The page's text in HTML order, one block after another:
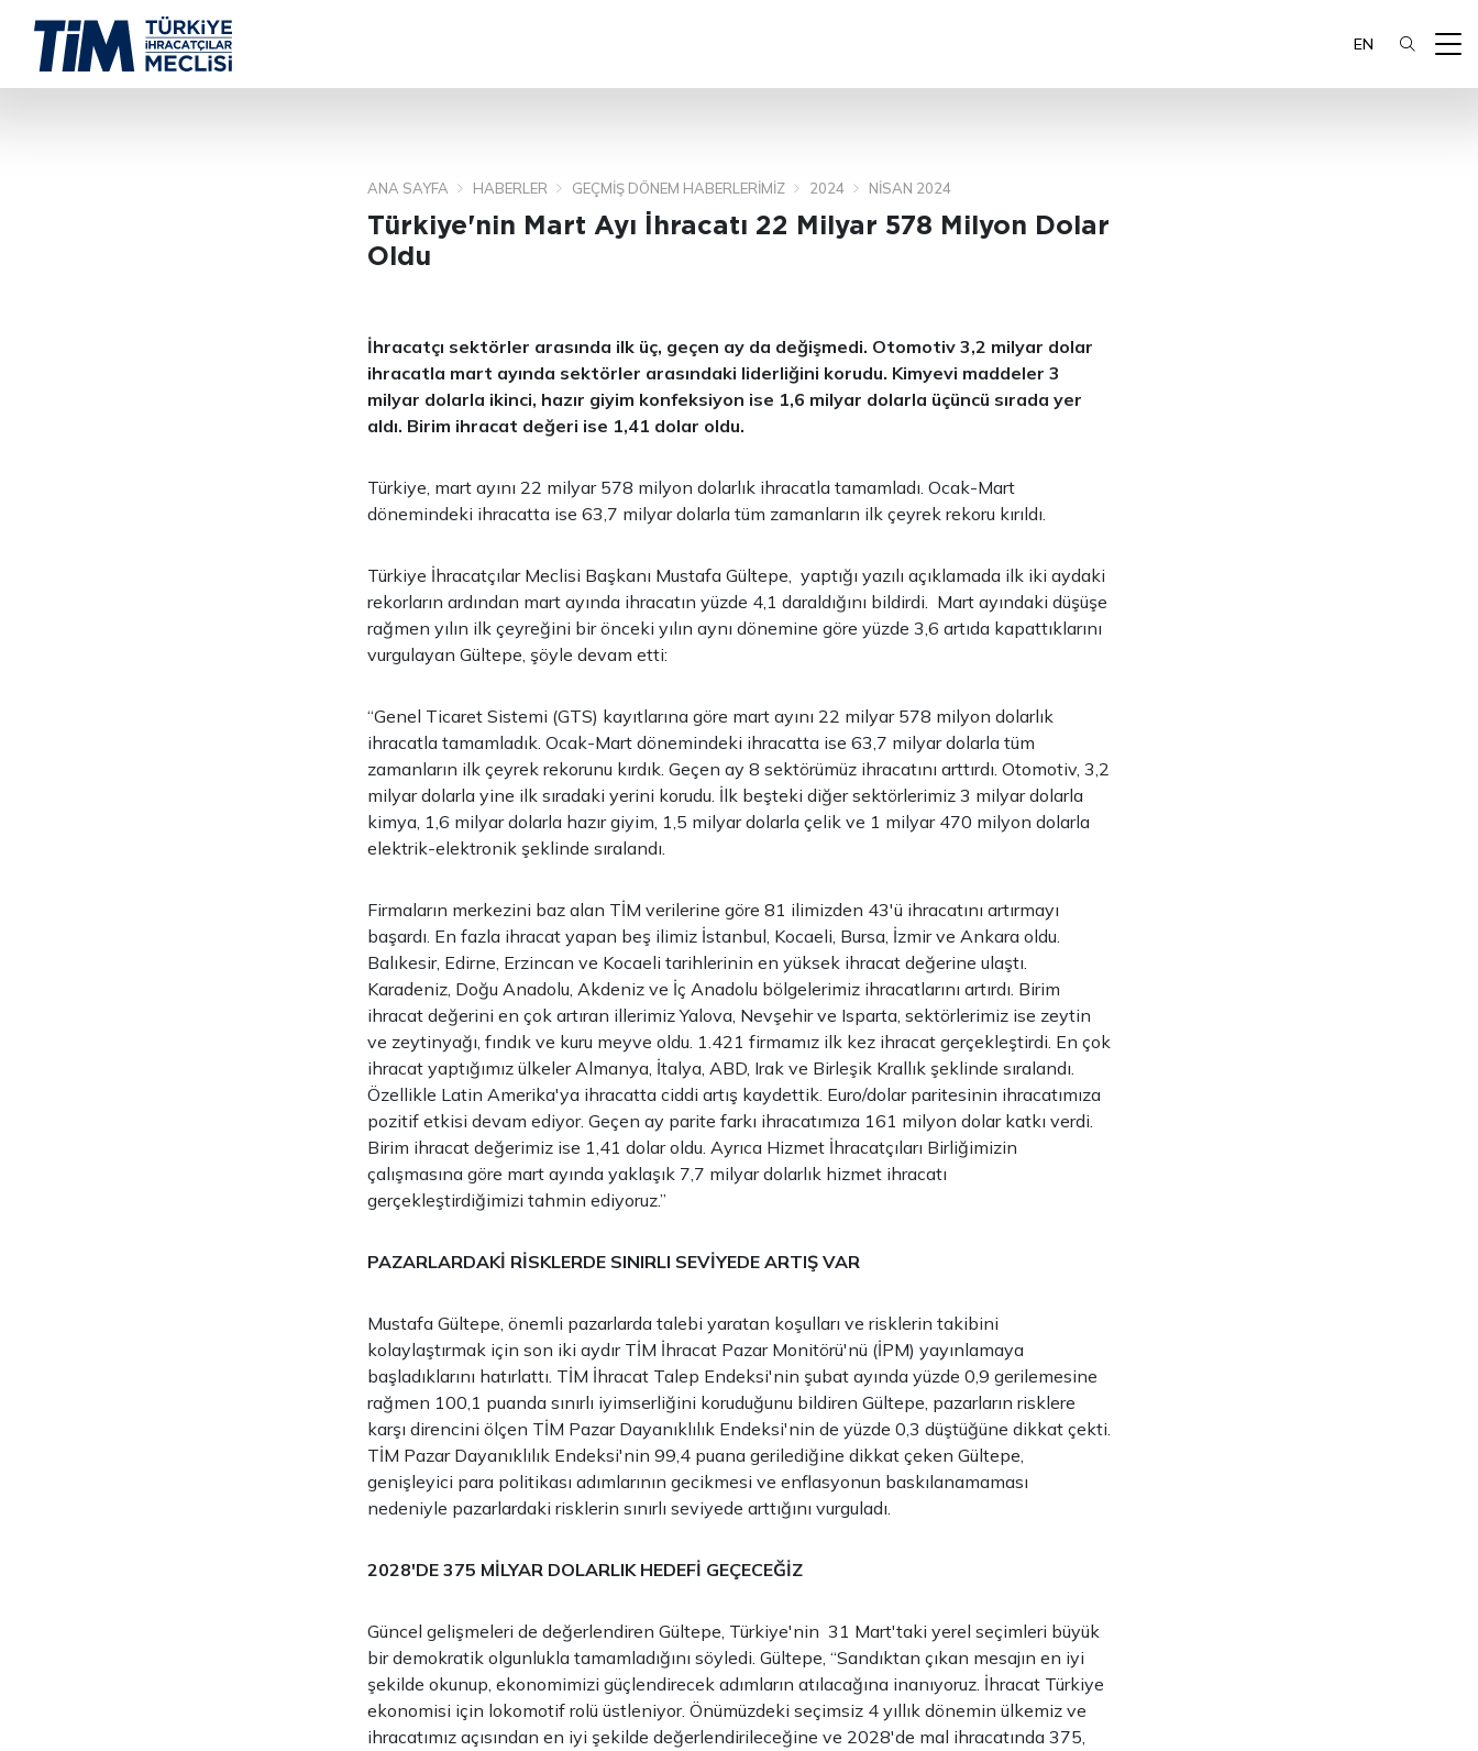
EN
ANA SAYFA HABERLER GEÇMIŞ DÖNEM HABERLERIMIZ 2024 NISAN 2024
Türkiye'nin Mart Ayı İhracatı 22 Milyar 578 Milyon Dolar
Oldu
İhracatçı sektörler arasında ilk üç, geçen ay da değişmedi. Otomotiv 3,2 milyar dolar
ihracatla mart ayında sektörler arasındaki liderliğini korudu. Kimyevi maddeler 3
milyar dolarla ikinci, hazır giyim konfeksiyon ise 1,6 milyar dolarla üçüncü sırada yer
aldı. Birim ihracat değeri ise 1,41 dolar oldu.
Türkiye, mart ayını 22 milyar 578 milyon dolarlık ihracatla tamamladı. Ocak-Mart
dönemindeki ihracatta ise 63,7 milyar dolarla tüm zamanların ilk çeyrek rekoru kırıldı.
Türkiye İhracatçılar Meclisi Başkanı Mustafa Gültepe, yaptığı yazılı açıklamada ilk iki aydaki
rekorların ardından mart ayında ihracatın yüzde 4,1 daraldığını bildirdi. Mart ayındaki düşüşe
rağmen yılın ilk çeyreğini bir önceki yılın aynı dönemine göre yüzde 3,6 artıda kapattıklarını
vurgulayan Gültepe, şöyle devam etti:
“Genel Ticaret Sistemi (GTS) kayıtlarına göre mart ayını 22 milyar 578 milyon dolarlık
ihracatla tamamladık. Ocak-Mart dönemindeki ihracatta ise 63,7 milyar dolarla tüm
zamanların ilk çeyrek rekorunu kırdık. Geçen ay 8 sektörümüz ihracatını arttırdı. Otomotiv, 3,2
milyar dolarla yine ilk sıradaki yerini korudu. İlk beşteki diğer sektörlerimiz 3 milyar dolarla
kimya, 1,6 milyar dolarla hazır giyim, 1,5 milyar dolarla çelik ve 1 milyar 470 milyon dolarla
elektrik-elektronik şeklinde sıralandı.
Firmaların merkezini baz alan TİM verilerine göre 81 ilimizden 43'ü ihracatını artırmayı
başardı. En fazla ihracat yapan beş ilimiz İstanbul, Kocaeli, Bursa, İzmir ve Ankara oldu.
Balıkesir, Edirne, Erzincan ve Kocaeli tarihlerinin en yüksek ihracat değerine ulaştı.
Karadeniz, Doğu Anadolu, Akdeniz ve İç Anadolu bölgelerimiz ihracatlarını artırdı. Birim
ihracat değerini en çok artıran illerimiz Yalova, Nevşehir ve Isparta, sektörlerimiz ise zeytin
ve zeytinyağı, fındık ve kuru meyve oldu. 1.421 firmamız ilk kez ihracat gerçekleştirdi. En çok
ihracat yaptığımız ülkeler Almanya, İtalya, ABD, Irak ve Birleşik Krallık şeklinde sıralandı.
Özellikle Latin Amerika'ya ihracatta ciddi artış kaydettik. Euro/dolar paritesinin ihracatımıza
pozitif etkisi devam ediyor. Geçen ay parite farkı ihracatımıza 161 milyon dolar katkı verdi.
Birim ihracat değerimiz ise 1,41 dolar oldu. Ayrıca Hizmet İhracatçıları Birliğimizin
çalışmasına göre mart ayında yaklaşık 7,7 milyar dolarlık hizmet ihracatı
gerçekleştirdiğimizi tahmin ediyoruz.”
PAZARLARDAKİ RİSKLERDE SINIRLI SEVİYEDE ARTIŞ VAR
Mustafa Gültepe, önemli pazarlarda talebi yaratan koşulları ve risklerin takibini
kolaylaştırmak için son iki aydır TİM İhracat Pazar Monitörü'nü (İPM) yayınlamaya
başladıklarını hatırlattı. TİM İhracat Talep Endeksi'nin şubat ayında yüzde 0,9 gerilemesine
rağmen 100,1 puanda sınırlı iyimserliğini koruduğunu bildiren Gültepe, pazarların risklere
karşı direncini ölçen TİM Pazar Dayanıklılık Endeksi'nin de yüzde 0,3 düştüğüne dikkat çekti.
TİM Pazar Dayanıklılık Endeksi'nin 99,4 puana gerilediğine dikkat çeken Gültepe,
genişleyici para politikası adımlarının gecikmesi ve enflasyonun baskılanamaması
nedeniyle pazarlardaki risklerin sınırlı seviyede arttığını vurguladı.
2028'DE 375 MİLYAR DOLARLIK HEDEFİ GEÇECEĞİZ
Güncel gelişmeleri de değerlendiren Gültepe, Türkiye'nin 31 Mart'taki yerel seçimleri büyük
bir demokratik olgunlukla tamamladığını söyledi. Gültepe, “Sandıktan çıkan mesajın en iyi
şekilde okunup, ekonomimizi güçlendirecek adımların atılacağına inanıyoruz. İhracat Türkiye
ekonomisi için lokomotif rolü üstleniyor. Önümüzdeki seçimsiz 4 yıllık dönemin ülkemiz ve
ihracatımız açısından en iyi şekilde değerlendirileceğine ve 2028'de mal ihracatında 375,